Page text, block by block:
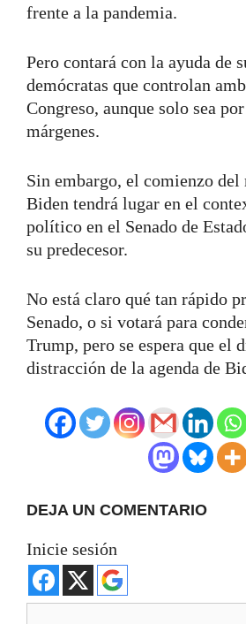
frente a la pandemia.
Pero contará con la ayuda de
demócratas que controlan
Congreso, aunque solo sea
márgenes.
Sin embargo, el comienzo del
Biden tendrá lugar en el
político en el Senado de
su predecesor.
No está claro qué tan rápido
Senado, o si votará para
Trump, pero se espera que el
distracción de la agenda de
DEJA UN COMENTARIO
Inicie sesión